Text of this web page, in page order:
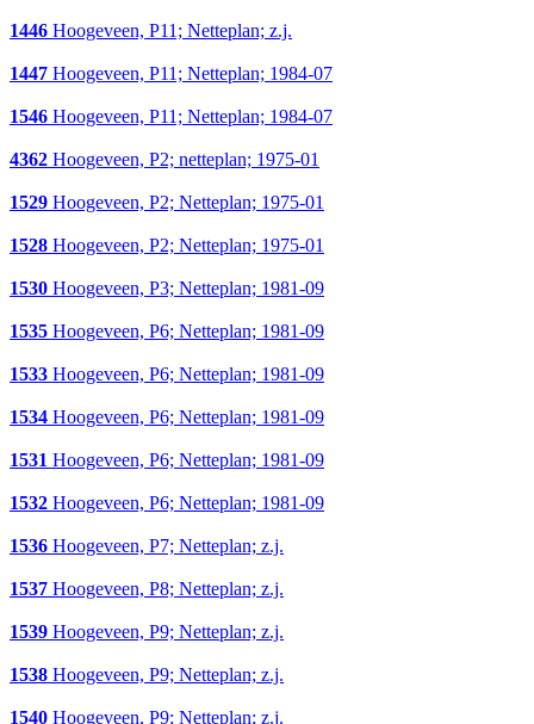
1446 Hoogeveen, P11; Netteplan; z.j.
1447 Hoogeveen, P11; Netteplan; 1984-07
1546 Hoogeveen, P11; Netteplan; 1984-07
4362 Hoogeveen, P2; netteplan; 1975-01
1529 Hoogeveen, P2; Netteplan; 1975-01
1528 Hoogeveen, P2; Netteplan; 1975-01
1530 Hoogeveen, P3; Netteplan; 1981-09
1535 Hoogeveen, P6; Netteplan; 1981-09
1533 Hoogeveen, P6; Netteplan; 1981-09
1534 Hoogeveen, P6; Netteplan; 1981-09
1531 Hoogeveen, P6; Netteplan; 1981-09
1532 Hoogeveen, P6; Netteplan; 1981-09
1536 Hoogeveen, P7; Netteplan; z.j.
1537 Hoogeveen, P8; Netteplan; z.j.
1539 Hoogeveen, P9; Netteplan; z.j.
1538 Hoogeveen, P9; Netteplan; z.j.
1540 Hoogeveen, P9; Netteplan; z.j.